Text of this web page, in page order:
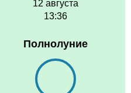
12 августа
13:36
Полнолуние